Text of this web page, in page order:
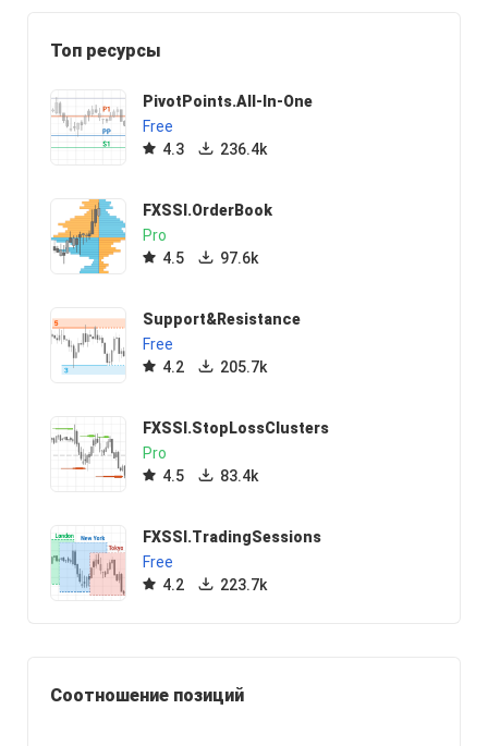
Топ ресурсы
PivotPoints.All-In-One
Free
4.3
236.4k
FXSSI.OrderBook
Pro
4.5
97.6k
Support&Resistance
Free
4.2
205.7k
FXSSI.StopLossClusters
Pro
4.5
83.4k
FXSSI.TradingSessions
Free
4.2
223.7k
Соотношение позиций